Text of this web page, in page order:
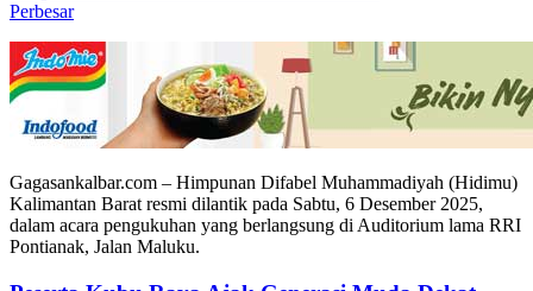
Perbesar
Gagasankalbar.com – Himpunan Difabel Muhammadiyah (Hidimu)
Kalimantan Barat resmi dilantik pada Sabtu, 6 Desember 2025,
dalam acara pengukuhan yang berlangsung di Auditorium lama RRI
Pontianak, Jalan Maluku.